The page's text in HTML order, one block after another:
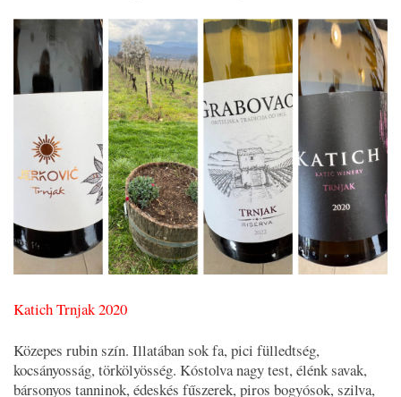
Katich Trnjak 2020
Közepes rubin szín. Illatában sok fa, pici fülledtség,
kocsányosság, törkölyösség. Kóstolva nagy test, élénk savak,
bársonyos tanninok, édeskés fűszerek, piros bogyósok, szilva,